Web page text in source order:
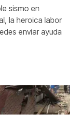
sismo en
la heroica labor
enviar ayuda